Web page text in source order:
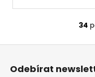
34
Odebírat